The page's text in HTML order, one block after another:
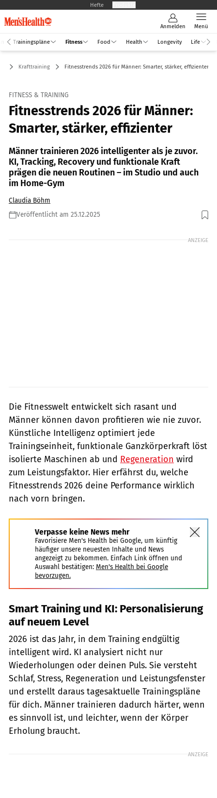
Hefte
Anmelden Menü
Trainingspläne Fitness Food Health Longevity Life
Krafttraining Fitnesstrends 2026 für Männer: Smarter, stärker, effizienter
FITNESS & TRAINING
Fitnesstrends 2026 für Männer:
Smarter, stärker, effizienter
Männer trainieren 2026 intelligenter als je zuvor.
KI, Tracking, Recovery und funktionale Kraft
prägen die neuen Routinen – im Studio und auch
im Home-Gym
Claudia Böhm
Veröffentlicht am 25.12.2025
Foto: gettyimages/freemixer
ANZEIGE
Die Fitnesswelt entwickelt sich rasant und
Männer können davon profitieren wie nie zuvor.
Künstliche Intelligenz optimiert jede
Trainingseinheit, funktionale Ganzkörperkraft löst
isolierte Maschinen ab und Regeneration wird
zum Leistungsfaktor. Hier erfährst du, welche
Fitnesstrends 2026 deine Performance wirklich
nach vorn bringen.
Verpasse keine News mehr
Favorisiere Men's Health bei Google, um künftig
häufiger unsere neuesten Inhalte und News
angezeigt zu bekommen. Einfach Link öffnen und
Auswahl bestätigen: Men's Health bei Google
bevorzugen.
Smart Training und KI: Personalisierung
auf neuem Level
2026 ist das Jahr, in dem Training endgültig
intelligent wird. KI analysiert nicht nur
Wiederholungen oder deinen Puls. Sie versteht
Schlaf, Stress, Regeneration und Leistungsfenster
und erstellt daraus tagesaktuelle Trainingspläne
für dich. Männer trainieren dadurch härter, wenn
es sinnvoll ist, und leichter, wenn der Körper
Erholung braucht.
ANZEIGE